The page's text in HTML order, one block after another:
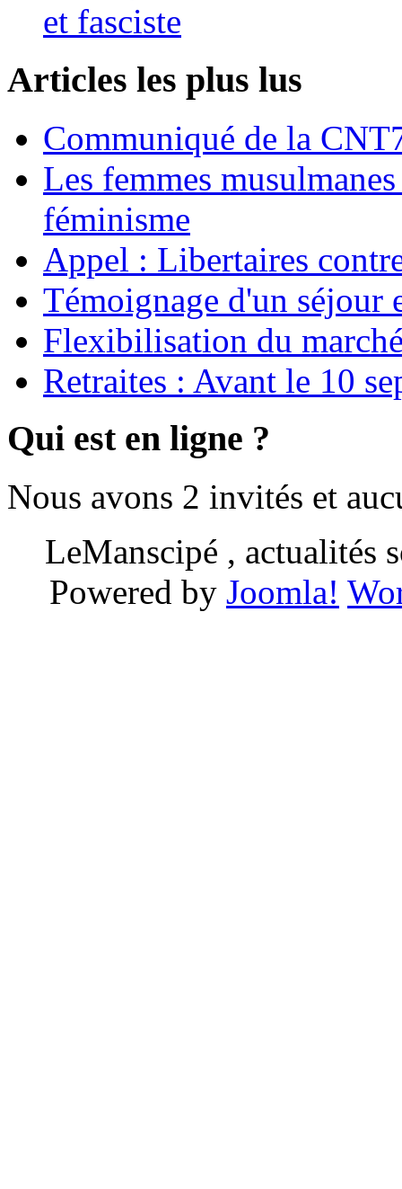
et fasciste
Articles les plus lus
Communiqué de la
Les femmes
féminisme
Appel : Libertaires
Témoignage d'un séjour
Flexibilisation du
Retraites : Avant le 10
Qui est en ligne ?
Nous avons 2 invités et
LeManscipé , actualités
Powered by Joomla!